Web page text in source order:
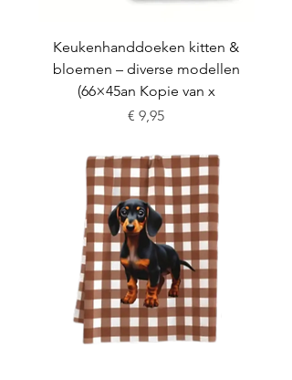
Keukenhanddoeken kitten &
bloemen – diverse modellen
(66×45an Kopie van x
Prijs
€ 9,95